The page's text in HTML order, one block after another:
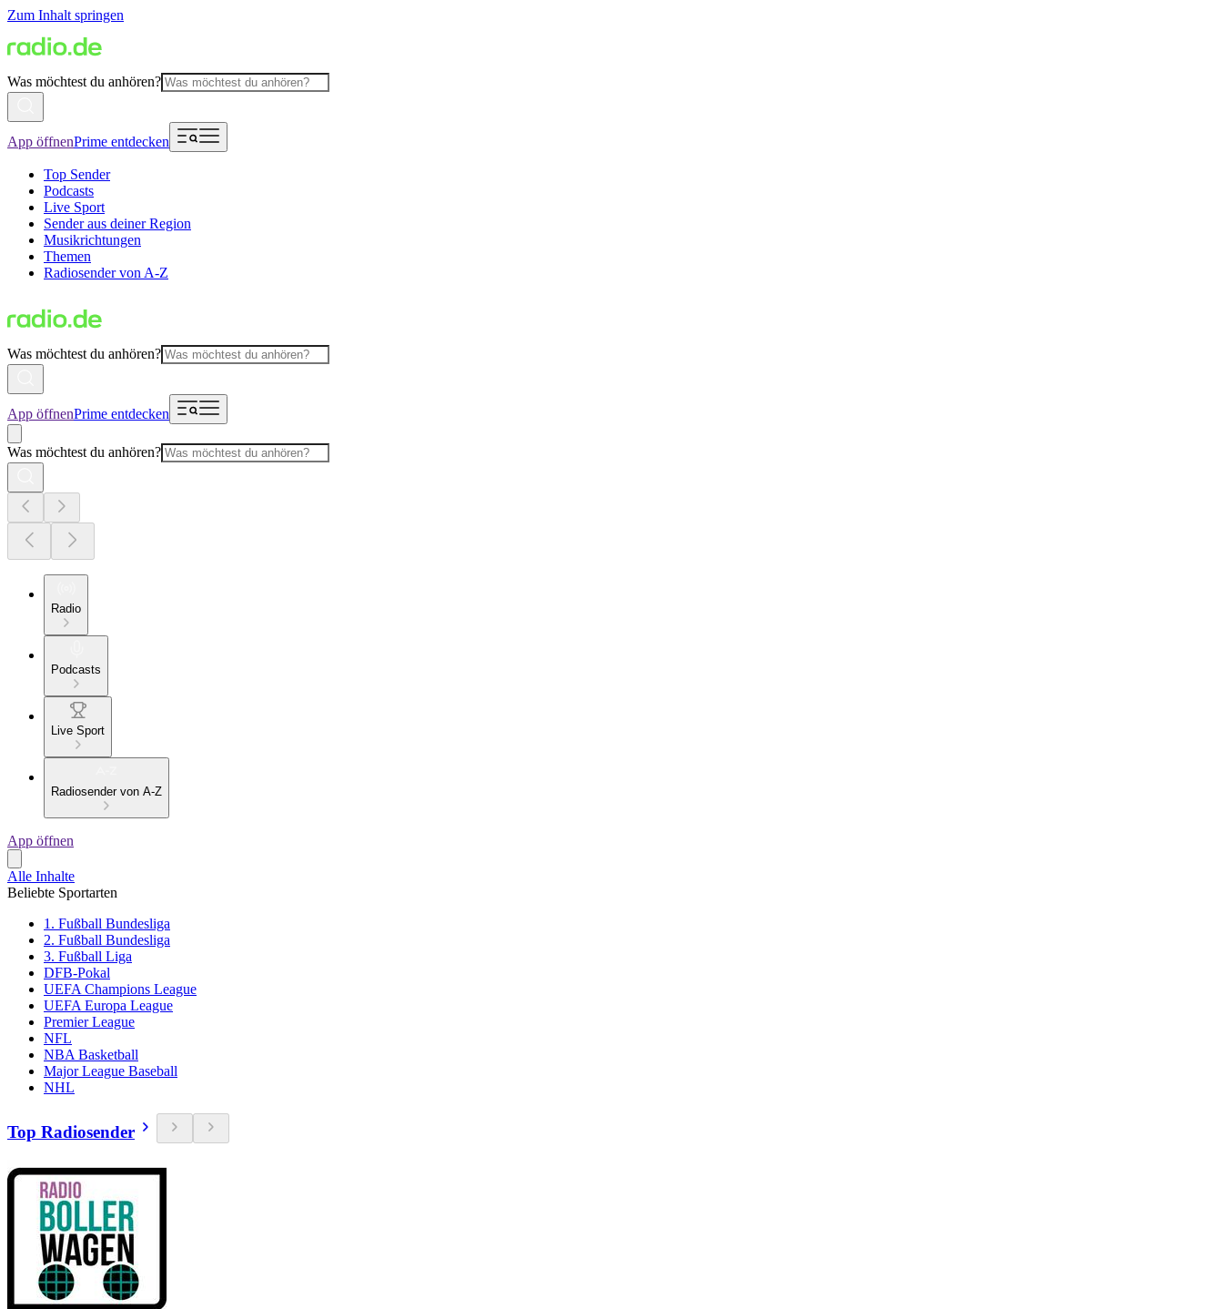
Zum Inhalt springen
Was möchtest du anhören?
App öffnenPrime entdecken
Top Sender
Podcasts
Live Sport
Sender aus deiner Region
Musikrichtungen
Themen
Radiosender von A-Z
Was möchtest du anhören?
App öffnenPrime entdecken
Was möchtest du anhören?
Radio
Podcasts
Live Sport
Radiosender von A-Z
App öffnen
Alle Inhalte
Beliebte Sportarten
1. Fußball Bundesliga
2. Fußball Bundesliga
3. Fußball Liga
DFB-Pokal
UEFA Champions League
UEFA Europa League
Premier League
NFL
NBA Basketball
Major League Baseball
NHL
Top Radiosender